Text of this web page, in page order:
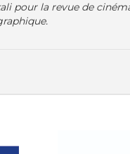
pour la revue de